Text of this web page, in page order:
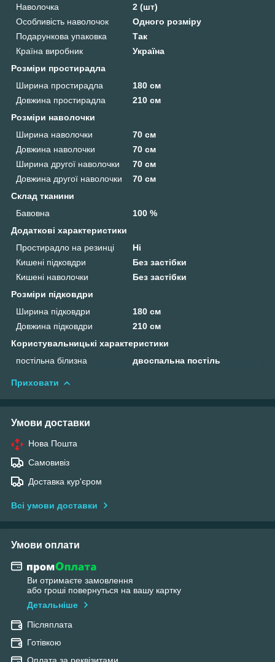
Наволочка
2 (шт)
Особливість наволочок
Одного розміру
Подарункова упаковка
Так
Країна виробник
Україна
Розміри простирадла
Ширина простирадла
180 см
Довжина простирадла
210 см
Розміри наволочки
Ширина наволочки
70 см
Довжина наволочки
70 см
Ширина другої наволочки
70 см
Довжина другої наволочки
70 см
Склад тканини
Бавовна
100 %
Додаткові характеристики
Простирадло на резинці
Ні
Кишені підковдри
Без застібки
Кишені наволочки
Без застібки
Розміри підковдри
Ширина підковдри
180 см
Довжина підковдри
210 см
Користувальницькі характеристики
постільна білизна
двоспальна постіль
Приховати
Умови доставки
Нова Пошта
Самовивіз
Доставка кур'єром
Всі умови доставки
Умови оплати
Ви отримаєте замовлення
або гроші повернуться на вашу картку
Детальніше
Післяплата
Готівкою